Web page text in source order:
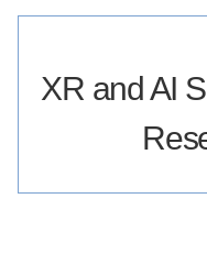
XR and AI